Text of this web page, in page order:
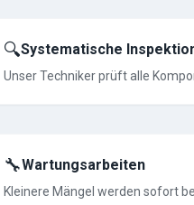
🔍Systematische
Unser Techniker prüft alle
🔧Wartungsarbeiten
Kleinere Mängel werden sofort